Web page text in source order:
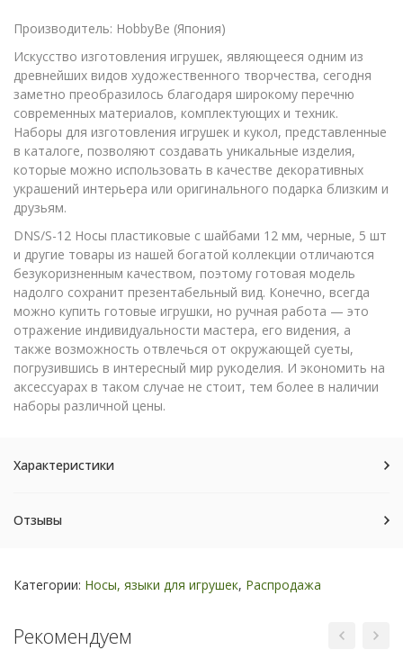
Производитель: HobbyBe (Япония)
Искусство изготовления игрушек, являющееся одним из
древнейших видов художественного творчества, сегодня
заметно преобразилось благодаря широкому перечню
современных материалов, комплектующих и техник.
Наборы для изготовления игрушек и кукол, представленные
в каталоге, позволяют создавать уникальные изделия,
которые можно использовать в качестве декоративных
украшений интерьера или оригинального подарка близким и
друзьям.
DNS/S-12 Носы пластиковые с шайбами 12 мм, черные, 5 шт
и другие товары из нашей богатой коллекции отличаются
безукоризненным качеством, поэтому готовая модель
надолго сохранит презентабельный вид. Конечно, всегда
можно купить готовые игрушки, но ручная работа — это
отражение индивидуальности мастера, его видения, а
также возможность отвлечься от окружающей суеты,
погрузившись в интересный мир рукоделия. И экономить на
аксессуарах в таком случае не стоит, тем более в наличии
наборы различной цены.
Характеристики
Отзывы
Категории: Носы, языки для игрушек, Распродажа
Рекомендуем